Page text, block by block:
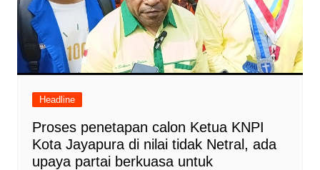
Headline
Proses penetapan calon Ketua KNPI
Kota Jayapura di nilai tidak Netral, ada
upaya partai berkuasa untuk